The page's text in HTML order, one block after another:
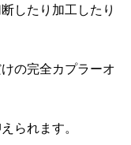
したり加工したり
の完全カプラーオ
られます。